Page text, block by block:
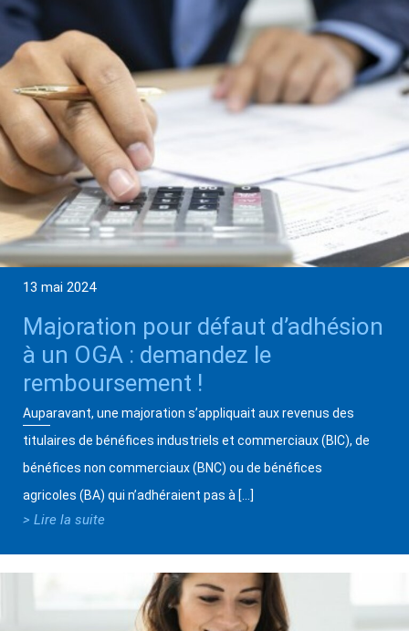
13 mai 2024
Majoration pour défaut d’adhésion
à un OGA : demandez le
remboursement !
Auparavant, une majoration s’appliquait aux revenus des
titulaires de bénéfices industriels et commerciaux (BIC), de
bénéfices non commerciaux (BNC) ou de bénéfices
agricoles (BA) qui n’adhéraient pas à […]
> Lire la suite